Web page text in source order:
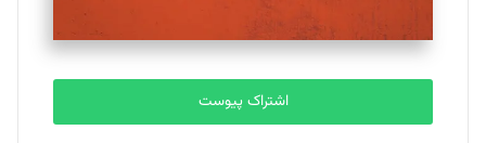
مصطفی مسجدی آرانی
تحریریه
بابک نقاش
اشتراک پیوست